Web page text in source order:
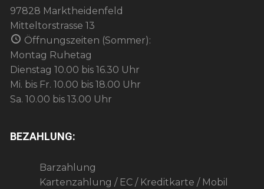
97828 Marktheidenfeld
Mitteltorstrasse 13
Öffnungszeiten (Sommer):
Montag Ruhetag
Dienstag 10.00 bis 16.30 Uhr
Mi. bis Fr. 10.00 bis 18.00 Uhr
Sa. 10.00 bis 13.00 Uhr
BEZAHLUNG:
Barzahlung
Kartenzahlung / EC / Kreditkarte / Mobil